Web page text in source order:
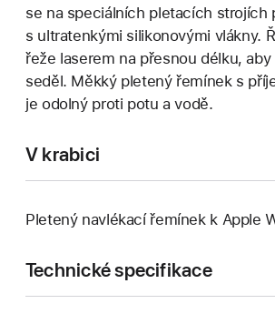
se na speciálních pletacích strojích
s ultratenkými silikonovými vlákny.
řeže laserem na přesnou délku, aby
seděl. Měkký pletený řemínek s
je odolný proti potu a vodě.
V krabici
Pletený navlékací řemínek k Apple
Technické specifikace